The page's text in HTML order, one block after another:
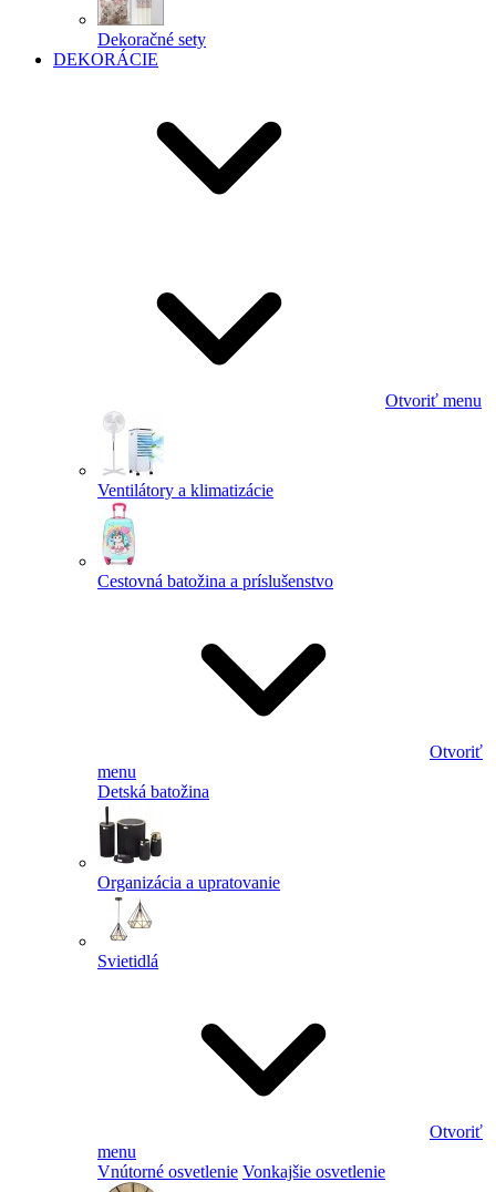
Dekoračné sety
DEKORÁCIE
Otvoriť menu
Ventilátory a klimatizácie
Cestovná batožina a príslušenstvo
Otvoriť
menu
Detská batožina
Organizácia a upratovanie
Svietidlá
Otvoriť
menu
Vnútorné osvetlenie Vonkajšie osvetlenie